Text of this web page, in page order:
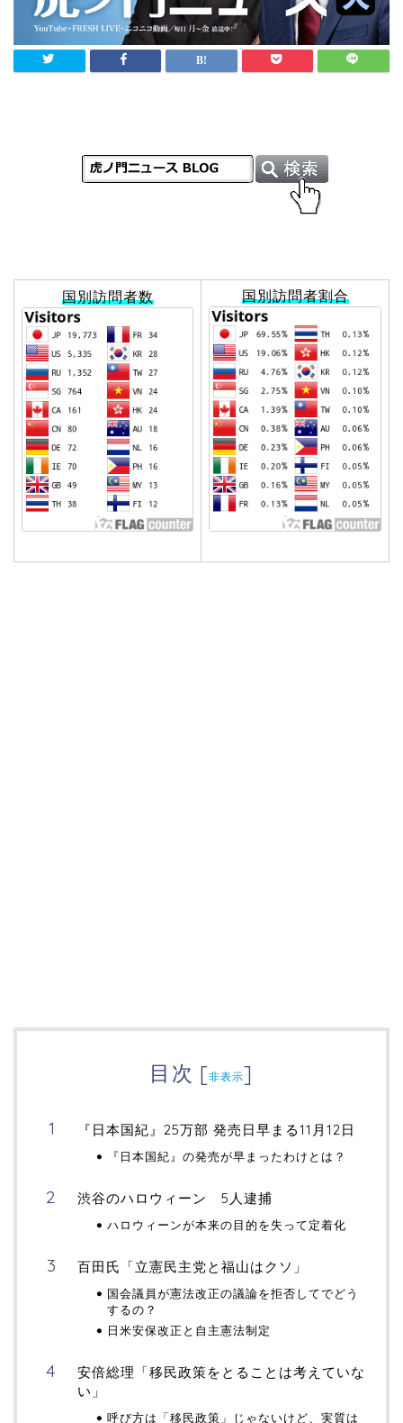
国別訪問者数 国別訪問者割合
目次 [非表示]
『日本国紀』25万部 発売日早まる11月12日
『日本国紀』の発売が早まったわけとは？
渋谷のハロウィーン 5人逮捕
ハロウィーンが本来の目的を失って定着化
百田氏「立憲民主党と福山はクソ」
国会議員が憲法改正の議論を拒否してでどう
するの？
日米安保改正と自主憲法制定
安倍総理「移民政策をとることは考えていな
い」
呼び方は「移民政策」じゃないけど、実質は